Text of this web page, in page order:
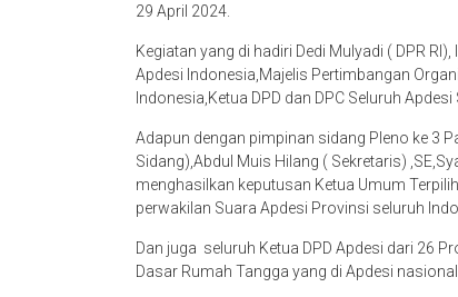
29 April 2024.
Kegiatan yang di hadiri Dedi Mulyadi ( DPR
Apdesi Indonesia,Majelis Pertimbangan
Indonesia,Ketua DPD dan DPC Seluruh Apdesi
Adapun dengan pimpinan sidang Pleno ke 3
Sidang),Abdul Muis Hilang ( Sekretaris)
menghasilkan keputusan Ketua Umum
perwakilan Suara Apdesi Provinsi seluruh
Dan juga seluruh Ketua DPD Apdesi dari 26
Dasar Rumah Tangga yang di Apdesi nasional.